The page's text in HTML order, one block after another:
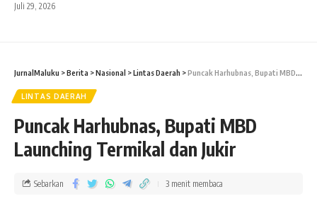
Juli 29, 2026
JurnalMaluku >Berita >Nasional >Lintas Daerah >Puncak Harhubnas, Bupati MBD Launching Termikal dan Jukir
LINTAS DAERAH
Puncak Harhubnas, Bupati MBD
Launching Termikal dan Jukir
Sebarkan 3 menit membaca